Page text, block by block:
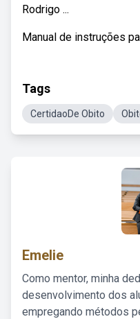
Rodrigo ...
Manual de instruções
Tags
CertidaoDe Obito
Emelie
Como mentor, minha
desenvolvimento dos
empregando métodos